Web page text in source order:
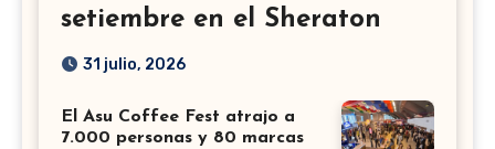
setiembre en el Sheraton
31 julio, 2026
El Asu Coffee Fest atrajo a
7.000 personas y 80 marcas